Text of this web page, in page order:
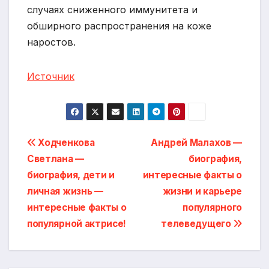
случаях сниженного иммунитета и
обширного распространения на коже
наростов.
Источник
Навигация
по
записям
Андрей Малахов —
биография,
интересные факты о
жизни и карьере
популярного
телеведущего
Ходченкова
Светлана —
биография, дети и
личная жизнь —
интересные факты о
популярной актрисе!